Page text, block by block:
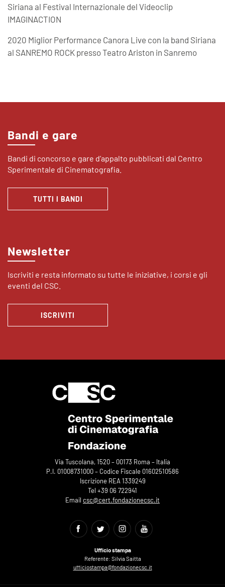
Siriana al Festival Internazionale del Videoclip
IMAGINACTION
2020 Miglior Performance Canora Live con la band Siriana
al SANREMO ROCK presso Teatro Ariston in Sanremo
Bandi e gare
Bandi di concorso e gare d’appalto pubblicati dal Centro
Sperimentale di Cinematografia.
TUTTI I BANDI
Newsletter
Iscriviti e resta informato su tutte le iniziative, i corsi e gli
eventi del CSC.
ISCRIVITI
Via Tuscolana, 1520 – 00173 Roma – Italia
P.I. 01008731000 – Codice Fiscale 01602510586
Iscrizione REA 1339249
Tel +39 06 722941
Email csc@cert.fondazionecsc.it
Ufficio stampa
Referente: Silvia Saitta
ufficiostampa@fondazionecsc.it